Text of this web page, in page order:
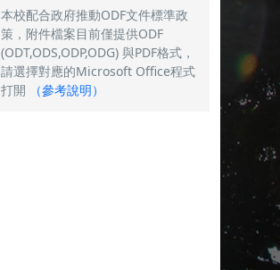
本校配合政府推動ODF文件標準政
策，附件檔案目前僅提供ODF
(ODT,ODS,ODP,ODG) 與PDF格式，
請選擇對應的Microsoft Office程式
打開
（參考說明）